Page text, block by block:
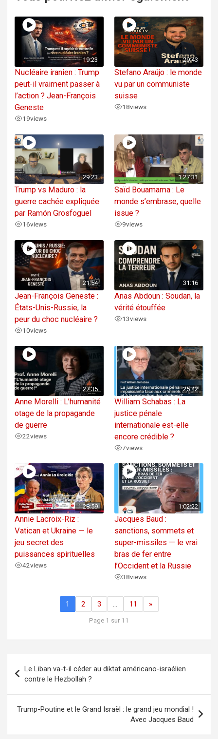
19:23
Nucléaire iranien : Trump
peut-il vraiment passer à
l’action ? Jean-François
Geneste
19views
29:43
Stefano Araújo : le monde
vu par un communiste
suisse
18views
29:23
Trump vs Maduro : la
guerre cachée expliquée
par Ramón Grosfoguel
16views
1:27:31
Saïd Bouamama : Le
monde s’embrase, quelle
issue ?
9views
21:54
Jean-François Geneste :
États-Unis-Russie, la
peur du choc nucléaire ?
10views
31:16
Anas Abdoun : Soudan, la
vérité étouffée
13views
27:35
Anne Morelli : L’humanité
otage de la propagande
de guerre
22views
25:42
William Schabas : La
justice pénale
internationale est-elle
encore crédible ?
7views
1:28:59
Annie Lacroix-Riz :
Vatican et Ukraine — le
jeu secret des
puissances spirituelles
42views
1:02:22
Jacques Baud :
sanctions, sommets et
super-missiles — le vrai
bras de fer entre
l’Occident et la Russie
38views
1 2 3 … 11 »
Page 1 sur 11
de
l’article
Le Liban va-t-il céder au diktat américano-israélien
contre le Hezbollah ?
Trump-Poutine et le Grand Israël : le grand jeu mondial !
Avec Jacques Baud